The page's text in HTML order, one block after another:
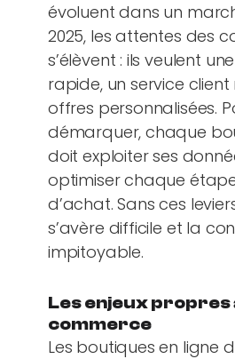
évoluent dans un
2025, les attentes des
s’élèvent : ils veulent
rapide, un service
offres personnalisées.
démarquer, chaque
doit exploiter ses
optimiser chaque
d’achat. Sans ces
s’avère difficile et la
impitoyable.
Les enjeux propres
commerce
Les boutiques en ligne